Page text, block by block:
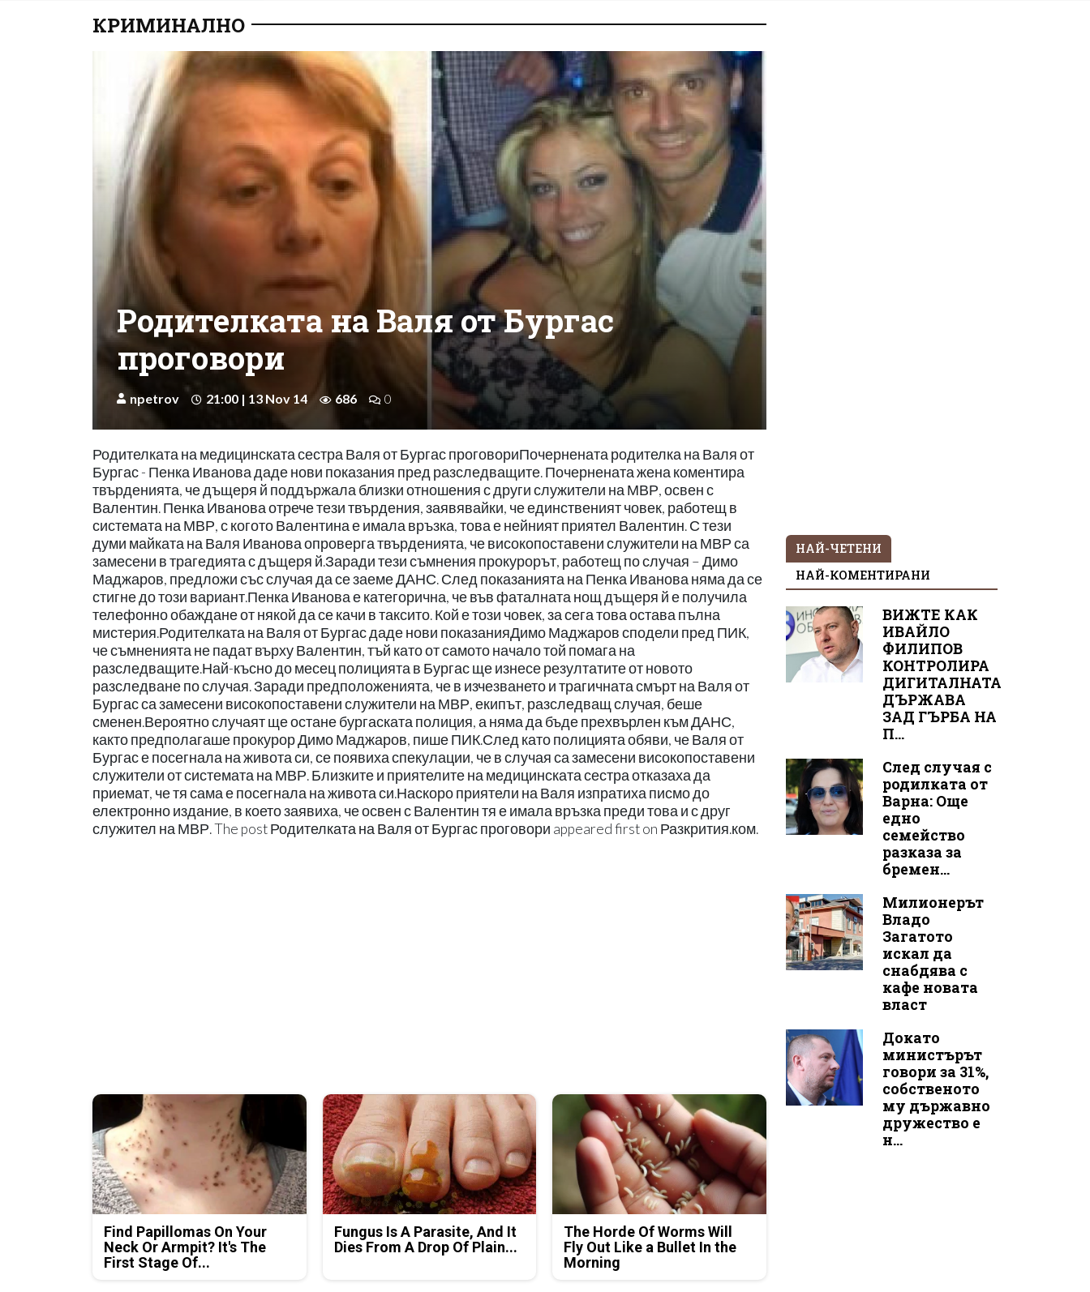
КРИМИНАЛНО
Родителката на Валя от Бургас
проговори
npetrov 21:00 | 13 Nov 14 686 0
Родителката на медицинската сестра Валя от Бургас проговориПочернената родителка на Валя от
Бургас - Пенка Иванова даде нови показания пред разследващите. Почернената жена коментира
твърденията, че дъщеря й поддържала близки отношения с други служители на МВР, освен с
Валентин. Пенка Иванова отрече тези твърдения, заявявайки, че единственият човек, работещ в
системата на МВР, с когото Валентина е имала връзка, това е нейният приятел Валентин. С тези
думи майката на Валя Иванова опроверга твърденията, че високопоставени служители на МВР са
замесени в трагедията с дъщеря й.Заради тези съмнения прокурорът, работещ по случая – Димо
Маджаров, предложи със случая да се заеме ДАНС. След показанията на Пенка Иванова няма да се
стигне до този вариант.Пенка Иванова е категорична, че във фаталната нощ дъщеря й е получила
телефонно обаждане от някой да се качи в таксито. Кой е този човек, за сега това остава пълна
мистерия.Родителката на Валя от Бургас даде нови показанияДимо Маджаров сподели пред ПИК,
че съмненията не падат върху Валентин, тъй като от самото начало той помага на
разследващите.Най-късно до месец полицията в Бургас ще изнесе резултатите от новото
разследване по случая. Заради предположенията, че в изчезването и трагичната смърт на Валя от
Бургас са замесени високопоставени служители на МВР, екипът, разследващ случая, беше
сменен.Вероятно случаят ще остане бургаската полиция, а няма да бъде прехвърлен към ДАНС,
както предполагаше прокурор Димо Маджаров, пише ПИК.След като полицията обяви, че Валя от
Бургас е посегнала на живота си, се появиха спекулации, че в случая са замесени високопоставени
служители от системата на МВР. Близките и приятелите на медицинската сестра отказаха да
приемат, че тя сама е посегнала на живота си.Наскоро приятели на Валя изпратиха писмо до
електронно издание, в което заявиха, че освен с Валентин тя е имала връзка преди това и с друг
служител на МВР. The post Родителката на Валя от Бургас проговори appeared first on Разкрития.ком.
Find Papillomas On Your
Neck Or Armpit? It's The
First Stage Of...
Fungus Is A Parasite, And It
Dies From A Drop Of Plain...
The Horde Of Worms Will
Fly Out Like a Bullet In the
Morning
НАЙ-ЧЕТЕНИ
НАЙ-КОМЕНТИРАНИ
ВИЖТЕ КАК
ИВАЙЛО
ФИЛИПОВ
КОНТРОЛИРА
ДИГИТАЛНАТА
ДЪРЖАВА
ЗАД ГЪРБА НА
П...
След случая с
родилката от
Варна: Още
едно
семейство
разказа за
бремен...
Милионерът
Владо
Загатото
искал да
снабдява с
кафе новата
власт
Докато
министърът
говори за 31%,
собственото
му държавно
дружество е
н...